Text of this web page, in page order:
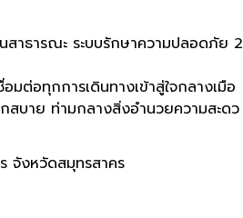
สาธารณะ ระบบรักษาความปลอดภัย 2
ต่อทุกการเดินทางเข้าสู่ใจกลางเมือ
บาย ท่ามกลางสิ่งอำนวยความสะดว
จังหวัดสมุทรสาคร